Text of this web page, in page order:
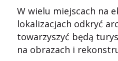
W wielu miejscach na
lokalizacjach odkryć
towarzyszyć będą
na obrazach i